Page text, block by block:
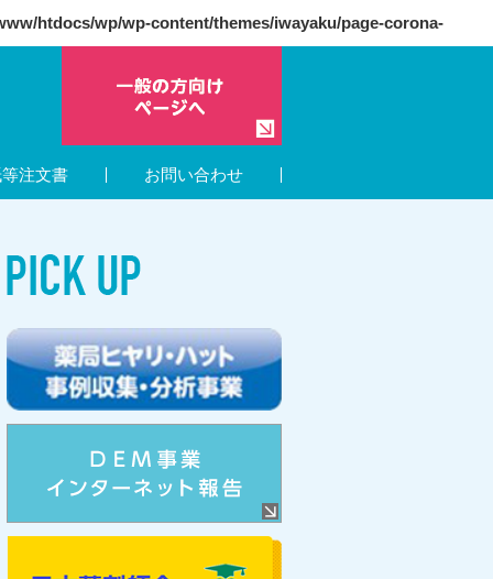
htdocs/wp/wp-content/themes/iwayaku/page-corona-
注文書 お問い合わせ